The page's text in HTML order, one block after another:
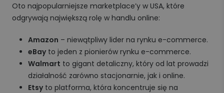
Oto najpopularniejsze marketplace’y w USA, które
odgrywają największą rolę w handlu online:
Amazon – niewątpliwy lider na rynku e-commerce.
eBay to jeden z pionierów rynku e-commerce.
Walmart to gigant detaliczny, który od lat prowadzi
działalność zarówno stacjonarnie, jak i online.
Etsy to platforma, która koncentruje się na